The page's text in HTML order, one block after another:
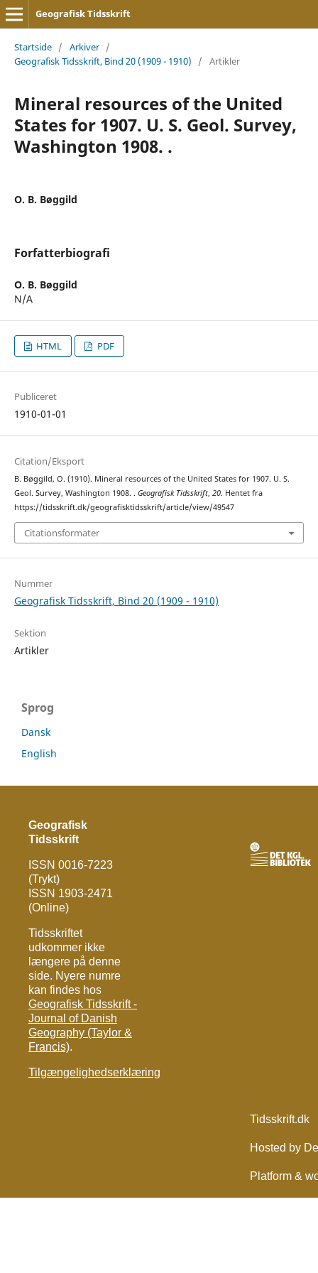
Geografisk Tidsskrift
Startside / Arkiver /
Geografisk Tidsskrift, Bind 20 (1909 - 1910)
/ Artikler
Mineral resources of the United
States for 1907. U. S. Geol. Survey,
Washington 1908. .
O. B. Bøggild
Forfatterbiografi
O. B. Bøggild
N/A
HTML PDF
Publiceret
1910-01-01
Citation/Eksport
B. Bøggild, O. (1910). Mineral resources of the United States for 1907. U. S.
Geol. Survey, Washington 1908. . Geografisk Tidsskrift, 20. Hentet fra
https://tidsskrift.dk/geografisktidsskrift/article/view/49547
Citationsformater
Nummer
Geografisk Tidsskrift, Bind 20 (1909 - 1910)
Sektion
Artikler
Sprog
Dansk
English
Geografisk
Tidsskrift
ISSN 0016-7223
(Trykt)
ISSN 1903-2471
(Online)
Tidsskriftet
udkommer ikke
længere på denne
side. Nyere numre
kan findes hos
Geografisk Tidsskrift -
Journal of Danish
Geography (Taylor &
Francis).
Tilgængelighedserklæring